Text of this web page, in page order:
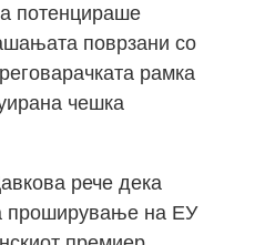
потенцираше
поврзани со
рамка
чешка
рече дека
проширување на ЕУ